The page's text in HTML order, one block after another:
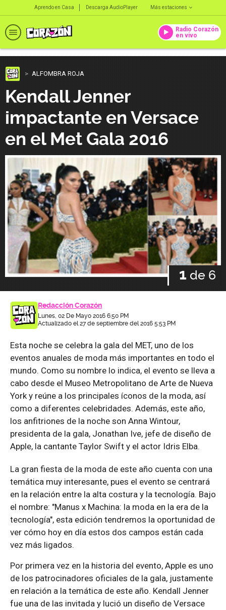
Aprendo en Casa Descarga AudioPlayer Más estaciones
Radio Corazón
en vivo
ALFOMBRA ROJA
Kendall Jenner
impactante en Versace
en el Met Gala 2016
1 de 6
Redacción Corazón
Lunes, 02 De Mayo 2016 6:50 PM
Actualizado el 27 de septiembre del 2016 5:53 PM
Esta noche se celebra la gala del MET, uno de los
eventos anuales de moda más importantes en todo el
mundo. Como su nombre lo indica, el evento se lleva a
cabo desde el Museo Metropolitano de Arte de Nueva
York y reúne a los principales íconos de la moda, así
como a diferentes celebridades. Además, este año,
los anfitriones de la noche son Anna Wintour,
presidenta de la gala, Jonathan Ive, jefe de diseño de
Apple, la cantante Taylor Swift y el actor Idris Elba.
La gran fiesta de la moda de este año cuenta con una
temática muy interesante, pues el evento se centrará
en la relación entre la alta costura y la tecnología. Bajo
el nombre: "Manus x Machina: la moda en la era de la
tecnología", esta edición tendremos la oportunidad de
ver cómo hoy en día estos dos campos están cada
vez más ligados.
Por primera vez en la historia del evento, Apple es uno
de los patrocinadores oficiales de la gala, justamente
en relación a la temática de este año. Kendall Jenner
fue una de las invitada y lució un diseño de Versace